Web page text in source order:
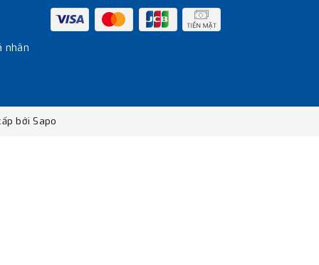
nhân
bởi Sapo